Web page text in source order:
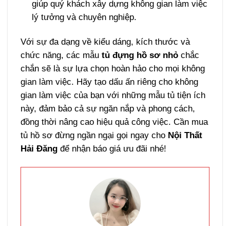
giúp quý khách xây dựng không gian làm việc
lý tưởng và chuyên nghiệp.
Với sự đa dạng về kiểu dáng, kích thước và
chức năng, các mẫutủ đựng hồ sơ nhỏ chắc
chắn sẽ là sự lựa chọn hoàn hảo cho mọi không
gian làm việc. Hãy tạo dấu ấn riêng cho không
gian làm việc của bạn với những mẫu tủ tiện ích
này, đảm bảo cả sự ngăn nắp và phong cách,
đồng thời nâng cao hiệu quả công việc. Cần mua
tủ hồ sơ đừng ngần ngại gọi ngay cho Nội Thất
Hải Đăng để nhận báo giá ưu đãi nhé!